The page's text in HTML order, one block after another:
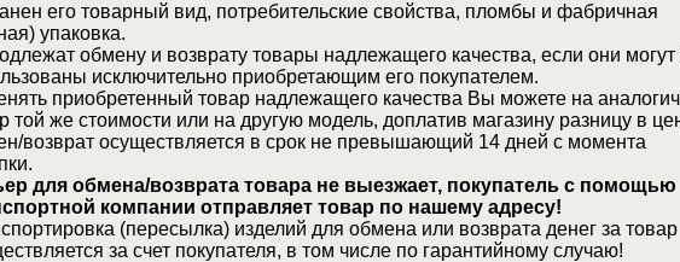
его товарный вид, потребительские свойства, пломбы и фабричная
упаковка.
обмену и возврату товары надлежащего качества, если они могут
исключительно приобретающим его покупателем.
приобретенный товар надлежащего качества Вы можете на
той же стоимости или на другую модель, доплатив магазину разницу в
возврат осуществляется в срок не превышающий 14 дней с момента
для обмена/возврата товара не выезжает, покупатель с помощью
компании отправляет товар по нашему адресу!
(пересылка) изделий для обмена или возврата денег за товар
за счет покупателя, в том числе по гарантийному случаю!